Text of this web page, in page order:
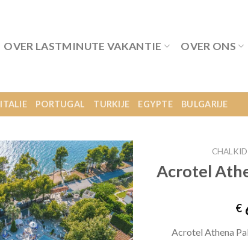
OVER LASTMINUTE VAKANTIE OVER ONS
ITALIE PORTUGAL TURKIJE EGYPTE BULGARIJE
Acrotel
€
Acrotel Athena